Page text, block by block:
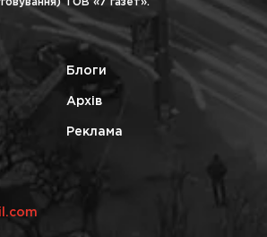
Блоги
Архів
Реклама